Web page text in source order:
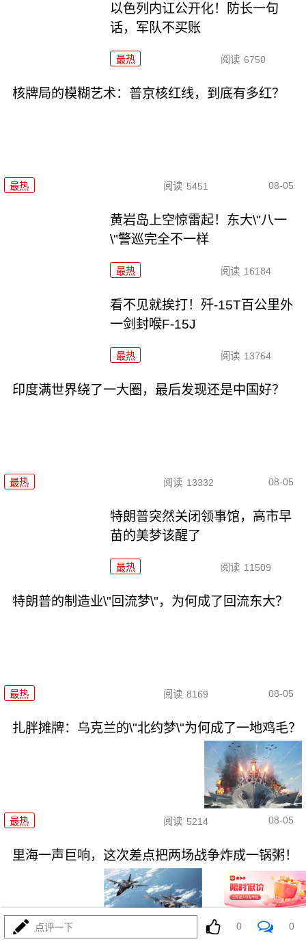
以色列内讧公开化！防长一句
话，军队不买账
最热 阅读 6750
核牌局的模糊艺术：普京核红线，到底有多红？
最热 阅读 5451 08-05
黄岩岛上空惊雷起！东大\"八一
\"警巡完全不一样
最热 阅读 16184
看不见就挨打！歼-15T百公里外
一剑封喉F-15J
最热 阅读 13764
印度满世界绕了一大圈，最后发现还是中国好？
最热 阅读 13332 08-05
特朗普突然关闭领事馆，高市早
苗的美梦该醒了
最热 阅读 11509
特朗普的制造业\"回流梦\"，为何成了回流东大？
最热 阅读 8169 08-05
扎胖摊牌：乌克兰的\"北约梦\"为何成了一地鸡毛？
最热 阅读 5214 08-05
里海一声巨响，这次差点把两场战争炸成一锅粥！
点评一下 0 0